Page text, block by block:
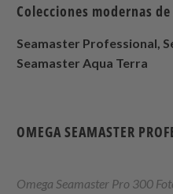
Colecciones modernas
Seamaster Professional,
Seamaster Aqua Terra
OMEGA SEAMASTER
Omega Seamaster Pro 300